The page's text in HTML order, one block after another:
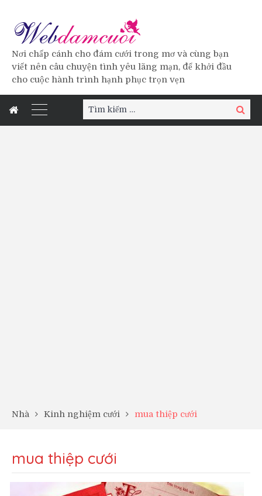
Nơi chấp cánh cho đám cưới trong mơ và cùng bạn
viết nên câu chuyện tình yêu lãng mạn, để khởi đầu
cho cuộc hành trình hạnh phục trọn vẹn
Tìm
kiếm:
Tìm
kiếm
Nhà Kinh nghiệm cưới mua thiệp cưới
mua thiệp cưới